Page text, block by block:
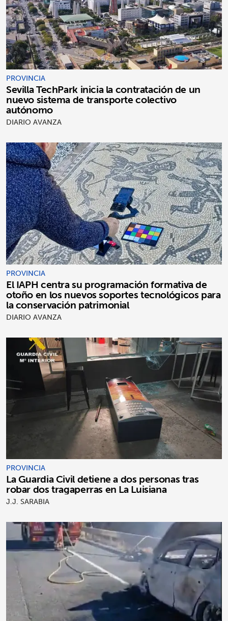
PROVINCIA
Sevilla TechPark inicia la contratación de un
nuevo sistema de transporte colectivo
autónomo
DIARIO AVANZA
PROVINCIA
El IAPH centra su programación formativa de
otoño en los nuevos soportes tecnológicos para
la conservación patrimonial
DIARIO AVANZA
PROVINCIA
La Guardia Civil detiene a dos personas tras
robar dos tragaperras en La Luisiana
J.J. SARABIA